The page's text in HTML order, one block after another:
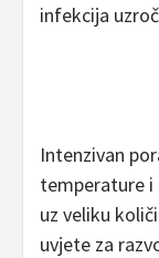
infekcija
Intenzivan
temperature i
uz veliku
uvjete za